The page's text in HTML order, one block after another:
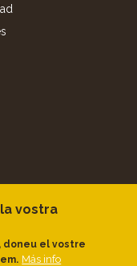
vostra
doneu el vostre
Más info